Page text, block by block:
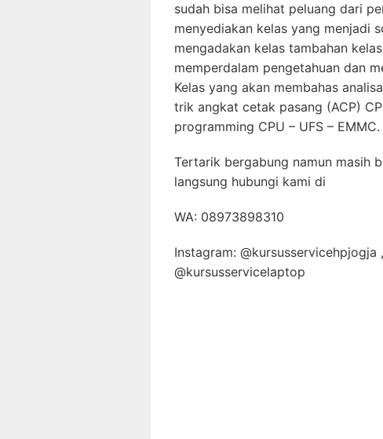
sudah bisa melihat peluang dari
menyediakan kelas yang menjadi
mengadakan kelas tambahan
memperdalam pengetahuan dan
Kelas yang akan membahas
trik angkat cetak pasang (ACP)
programming CPU – UFS – EMMC.
Tertarik bergabung namun masih
langsung hubungi kami di
WA: 08973898310
Instagram: @kursusservicehpjogja
@kursusservicelaptop